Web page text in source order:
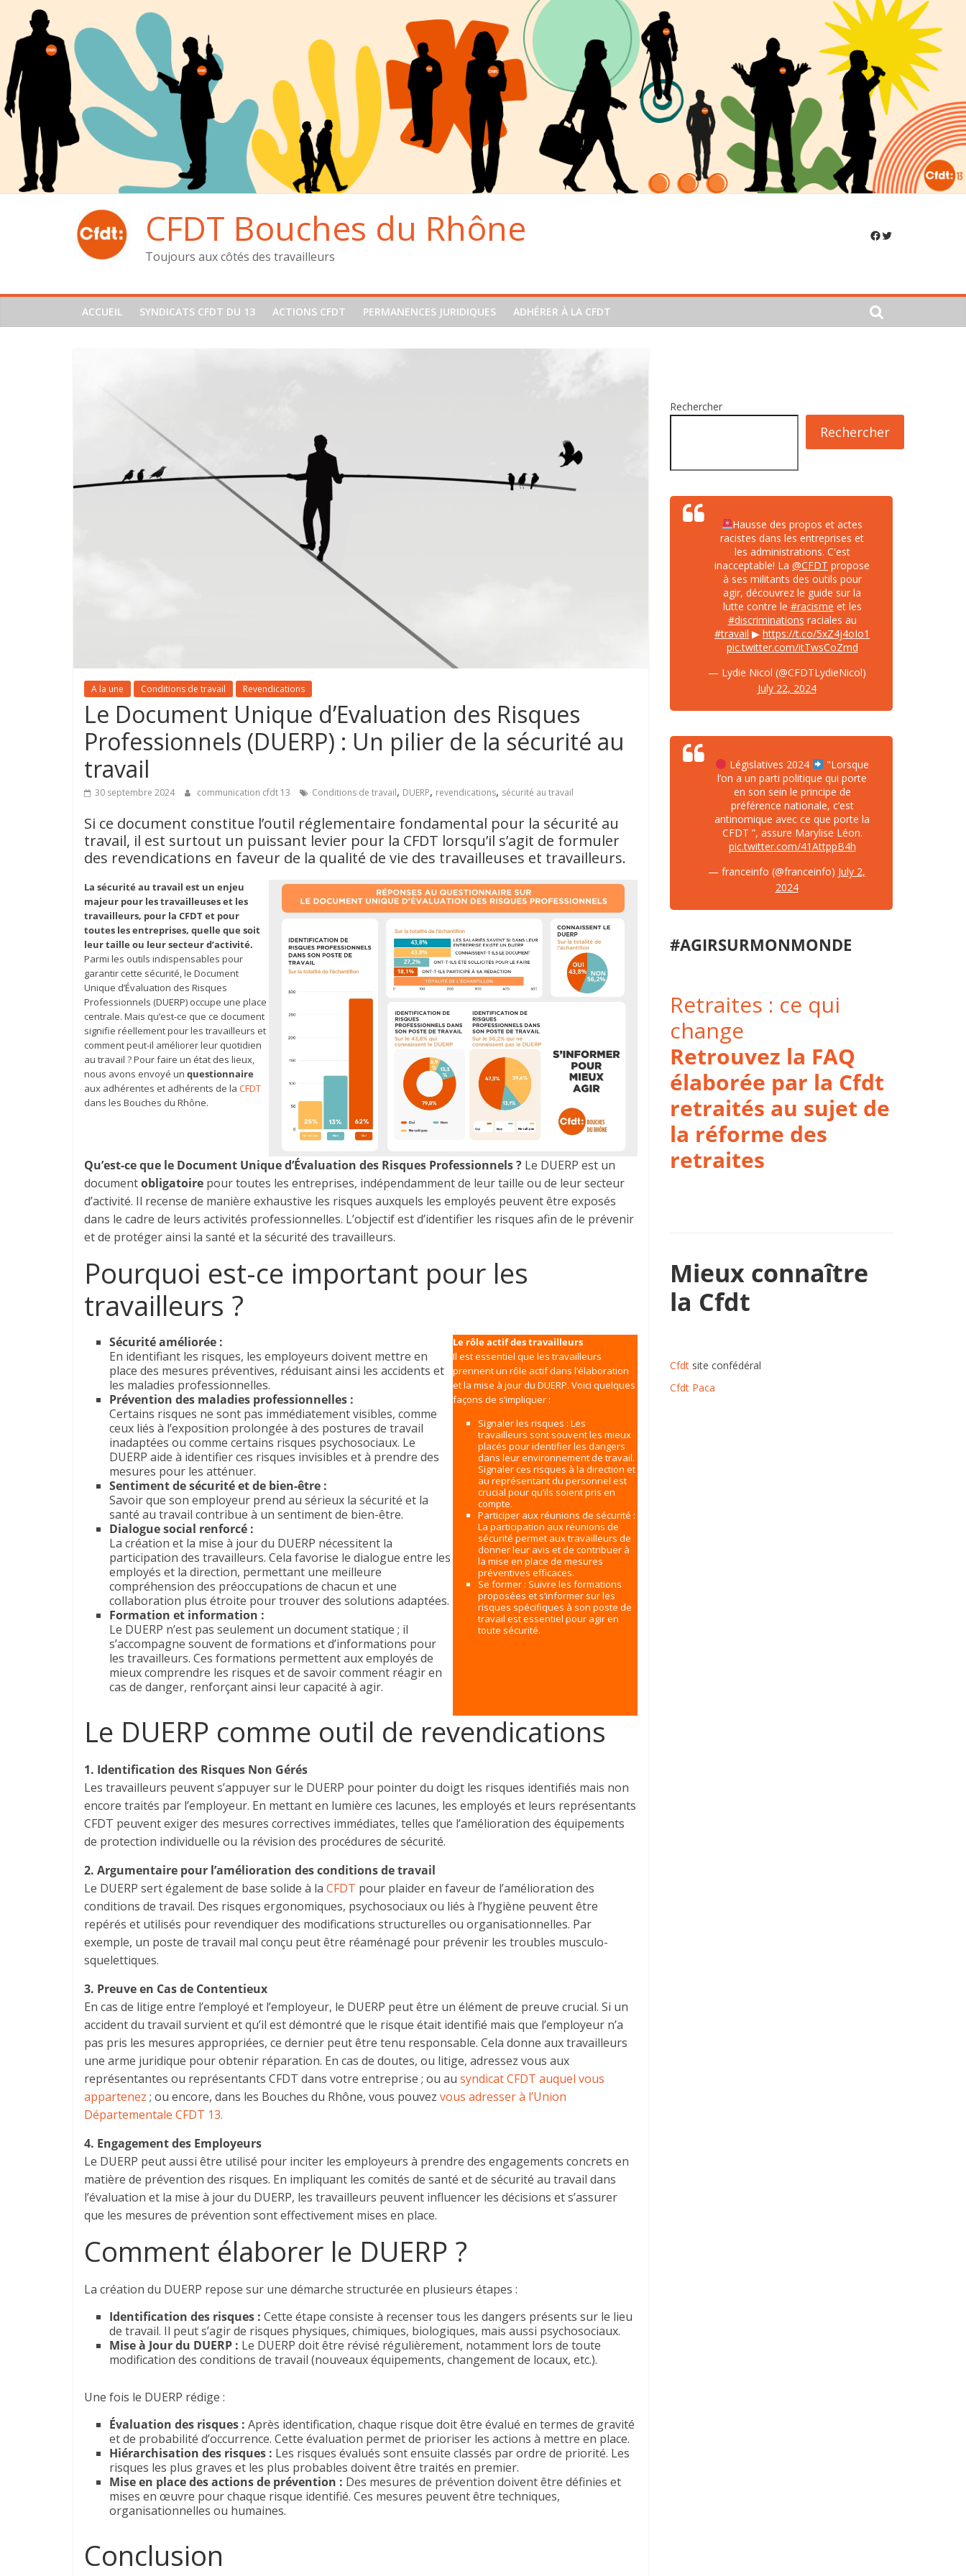
Passer
contenu
CFDT Bouches du Rhône
Toujours aux côtés des travailleurs
Facebook
Twitter
ACCUEIL SYNDICATS CFDT DU 13 ACTIONS CFDT PERMANENCES JURIDIQUES ADHÉRER À LA CFDT
A la une Conditions de travail Revendications
Le Document Unique d’Evaluation des Risques
Professionnels (DUERP) : Un pilier de la sécurité au
travail
30 septembre 2024 communication cfdt 13 Conditions de travail, DUERP, revendications, sécurité au travail
Si ce document constitue l’outil réglementaire fondamental pour la sécurité au
travail, il est surtout un puissant levier pour la CFDT lorsqu’il s’agit de formuler
des revendications en faveur de la qualité de vie des travailleuses et travailleurs.
La sécurité au travail est un enjeu
majeur pour les travailleuses et les
travailleurs, pour la CFDT et pour
toutes les entreprises, quelle que soit
leur taille ou leur secteur d’activité.
Parmi les outils indispensables pour
garantir cette sécurité, le Document
Unique d’Évaluation des Risques
Professionnels (DUERP) occupe une place
centrale. Mais qu’est-ce que ce document
signifie réellement pour les travailleurs et
comment peut-il améliorer leur quotidien
au travail ? Pour faire un état des lieux,
nous avons envoyé un questionnaire
aux adhérentes et adhérents de la CFDT
dans les Bouches du Rhône.
Qu’est-ce que le Document Unique d’Évaluation des Risques Professionnels ? Le DUERP est un
documentobligatoire pour toutes les entreprises, indépendamment de leur taille ou de leur secteur
d’activité. Il recense de manière exhaustive les risques auxquels les employés peuvent être exposés
dans le cadre de leurs activités professionnelles. L’objectif est d’identifier les risques afin de le prévenir
et de protéger ainsi la santé et la sécurité des travailleurs.
Pourquoi est-ce important pour les
travailleurs ?
Sécurité améliorée :
En identifiant les risques, les employeurs doivent mettre en
place des mesures préventives, réduisant ainsi les accidents et
les maladies professionnelles.
Prévention des maladies professionnelles :
Certains risques ne sont pas immédiatement visibles, comme
ceux liés à l’exposition prolongée à des postures de travail
inadaptées ou comme certains risques psychosociaux. Le
DUERP aide à identifier ces risques invisibles et à prendre des
mesures pour les atténuer.
Sentiment de sécurité et de bien-être :
Savoir que son employeur prend au sérieux la sécurité et la
santé au travail contribue à un sentiment de bien-être.
Dialogue social renforcé :
La création et la mise à jour du DUERP nécessitent la
participation des travailleurs. Cela favorise le dialogue entre les
employés et la direction, permettant une meilleure
compréhension des préoccupations de chacun et une
collaboration plus étroite pour trouver des solutions adaptées.
Formation et information :
Le DUERP n’est pas seulement un document statique ; il
s’accompagne souvent de formations et d’informations pour
les travailleurs. Ces formations permettent aux employés de
mieux comprendre les risques et de savoir comment réagir en
cas de danger, renforçant ainsi leur capacité à agir.
Le rôle actif des travailleurs
Il est essentiel que les travailleurs
prennent un rôle actif dans l’élaboration
et la mise à jour du DUERP. Voici quelques
façons de s’impliquer :
Signaler les risques : Les
travailleurs sont souvent les mieux
placés pour identifier les dangers
dans leur environnement de travail.
Signaler ces risques à la direction et
au représentant du personnel est
crucial pour qu’ils soient pris en
compte.
Participer aux réunions de sécurité :
La participation aux réunions de
sécurité permet aux travailleurs de
donner leur avis et de contribuer à
la mise en place de mesures
préventives efficaces.
Se former : Suivre les formations
proposées et s’informer sur les
risques spécifiques à son poste de
travail est essentiel pour agir en
toute sécurité.
Le DUERP comme outil de revendications
1. Identification des Risques Non Gérés
Les travailleurs peuvent s’appuyer sur le DUERP pour pointer du doigt les risques identifiés mais non
encore traités par l’employeur. En mettant en lumière ces lacunes, les employés et leurs représentants
CFDT peuvent exiger des mesures correctives immédiates, telles que l’amélioration des équipements
de protection individuelle ou la révision des procédures de sécurité.
2. Argumentaire pour l’amélioration des conditions de travail
Le DUERP sert également de base solide à la CFDT pour plaider en faveur de l’amélioration des
conditions de travail. Des risques ergonomiques, psychosociaux ou liés à l’hygiène peuvent être
repérés et utilisés pour revendiquer des modifications structurelles ou organisationnelles. Par
exemple, un poste de travail mal conçu peut être réaménagé pour prévenir les troubles musculo-
squelettiques.
3. Preuve en Cas de Contentieux
En cas de litige entre l’employé et l’employeur, le DUERP peut être un élément de preuve crucial. Si un
accident du travail survient et qu’il est démontré que le risque était identifié mais que l’employeur n’a
pas pris les mesures appropriées, ce dernier peut être tenu responsable. Cela donne aux travailleurs
une arme juridique pour obtenir réparation. En cas de doutes, ou litige, adressez vous aux
représentantes ou représentants CFDT dans votre entreprise ; ou au syndicat CFDT auquel vous
appartenez ; ou encore, dans les Bouches du Rhône, vous pouvez vous adresser à l’Union
Départementale CFDT 13.
4. Engagement des Employeurs
Le DUERP peut aussi être utilisé pour inciter les employeurs à prendre des engagements concrets en
matière de prévention des risques. En impliquant les comités de santé et de sécurité au travail dans
l’évaluation et la mise à jour du DUERP, les travailleurs peuvent influencer les décisions et s’assurer
que les mesures de prévention sont effectivement mises en place.
Comment élaborer le DUERP ?
La création du DUERP repose sur une démarche structurée en plusieurs étapes :
Identification des risques : Cette étape consiste à recenser tous les dangers présents sur le lieu
de travail. Il peut s’agir de risques physiques, chimiques, biologiques, mais aussi psychosociaux.
Mise à Jour du DUERP : Le DUERP doit être révisé régulièrement, notamment lors de toute
modification des conditions de travail (nouveaux équipements, changement de locaux, etc.).
Une fois le DUERP rédige :
Évaluation des risques : Après identification, chaque risque doit être évalué en termes de gravité
et de probabilité d’occurrence. Cette évaluation permet de prioriser les actions à mettre en place.
Hiérarchisation des risques : Les risques évalués sont ensuite classés par ordre de priorité. Les
risques les plus graves et les plus probables doivent être traités en premier.
Mise en place des actions de prévention : Des mesures de prévention doivent être définies et
mises en œuvre pour chaque risque identifié. Ces mesures peuvent être techniques,
organisationnelles ou humaines.
Conclusion
Rechercher
Rechercher
Hausse des propos et actes
racistes dans les entreprises et
les administrations. C'est
inacceptable! La @CFDT propose
à ses militants des outils pour
agir, découvrez le guide sur la
lutte contre le #racisme et les
#discriminations raciales au
#travail ▶ https://t.co/5xZ4j4oIo1
pic.twitter.com/itTwsCoZmd
— Lydie Nicol (@CFDTLydieNicol)
July 22, 2024
Législatives 2024
"Lorsque
l’on a un parti politique qui porte
en son sein le principe de
préférence nationale, c’est
antinomique avec ce que porte la
CFDT ”, assure Marylise Léon.
pic.twitter.com/41AttppB4h
— franceinfo (@franceinfo) July 2,
2024
#AGIRSURMONMONDE
Retraites : ce qui
change
Retrouvez la FAQ
élaborée par la Cfdt
retraités au sujet de
la réforme des
retraites
Mieux connaître
la Cfdt
Cfdt site confédéral
Cfdt Paca